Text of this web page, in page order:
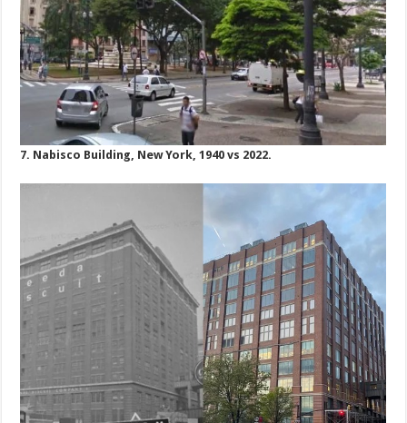
7. Nabisco Building, New York, 1940 vs 2022.